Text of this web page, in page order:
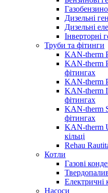
Дизельні
Дизельні
Інверторні
Труби та фітинги
KAN-therm
KAN-therm
фітингах
KAN-therm
KAN-therm
фітингах
KAN-therm
фітингах
KAN-therm
кільці
Rehau
Котли
Газові
Електричні
Насоси